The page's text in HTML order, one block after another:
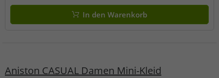
In den Warenkorb
Aniston CASUAL Damen Mini-Kleid